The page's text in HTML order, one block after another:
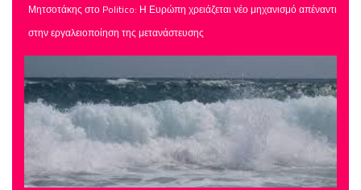
Μητσοτάκης στο Politico: Η Ευρώπη χρειάζεται νέο μηχανισμό απέναντι
στην εργαλειοποίηση της μετανάστευσης